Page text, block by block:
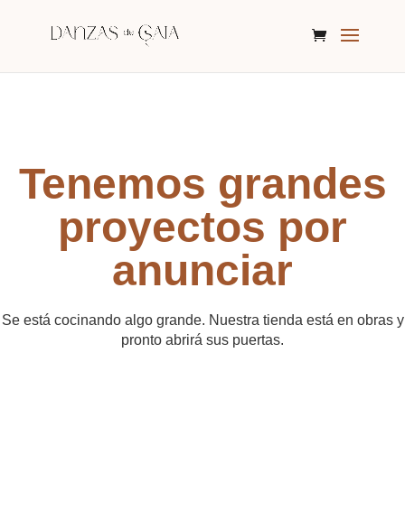
Tenemos grandes
proyectos por
anunciar
Se está cocinando algo grande. Nuestra tienda está en obras y
pronto abrirá sus puertas.